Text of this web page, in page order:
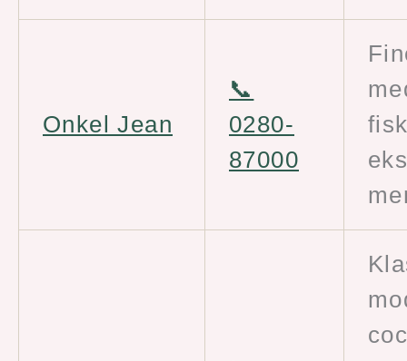
Onkel Jean
📞
0280-
87000